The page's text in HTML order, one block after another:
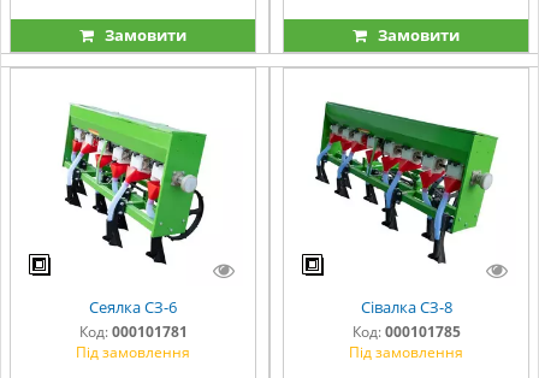
Замовити Замовити
Сеялка СЗ-6
Код: 000101781
Під замовлення
Сівалка СЗ-8
Код: 000101785
Під замовлення